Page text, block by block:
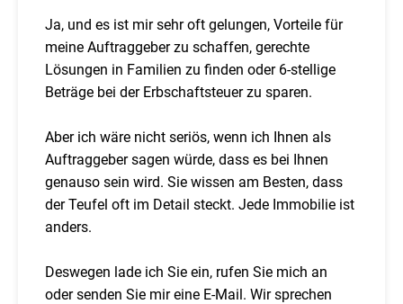
Ja, und es ist mir sehr oft gelungen, Vorteile für
meine Auftraggeber zu schaffen, gerechte
Lösungen in Familien zu finden oder 6-stellige
Beträge bei der Erbschaftsteuer zu sparen.
Aber ich wäre nicht seriös, wenn ich Ihnen als
Auftraggeber sagen würde, dass es bei Ihnen
genauso sein wird. Sie wissen am Besten, dass
der Teufel oft im Detail steckt. Jede Immobilie ist
anders.
Deswegen lade ich Sie ein, rufen Sie mich an
oder senden Sie mir eine E-Mail. Wir sprechen